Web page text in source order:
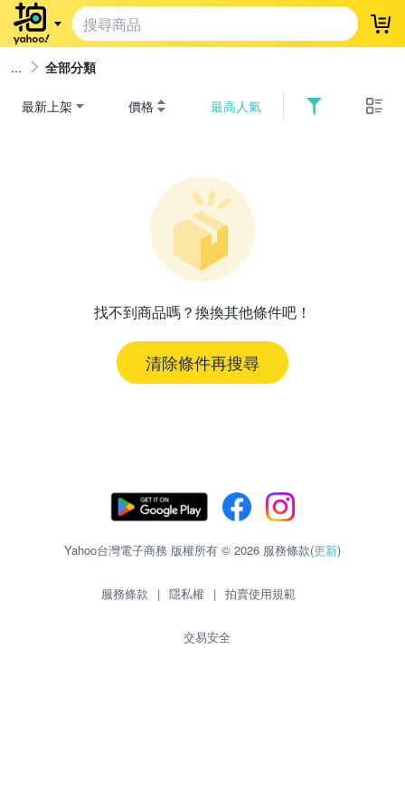
登
全部分類
最新上架 價格 最高人氣
找不到商品嗎？換換其他條件吧！
清除條件再搜尋
Yahoo台灣電子商務 版權所有 © 2026 服務條款(更新)
服務條款 | 隱私權 | 拍賣使用規範
交易安全